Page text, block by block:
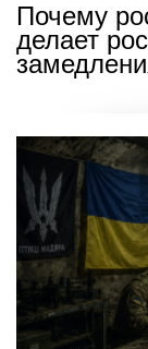
Почему
делает